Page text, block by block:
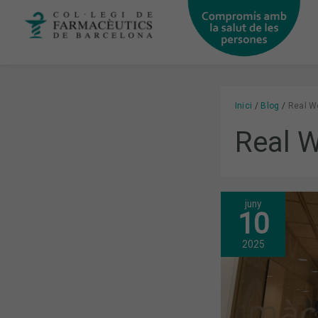
Inici Blog Real
Real
juny
10
2025
DE
RECERCA
I
GENERACIÓ
RESULTATS.
APLICACIÓ
PRÀCTICA